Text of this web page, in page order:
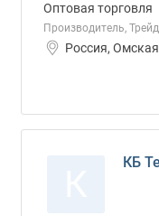
Оптовая торговля
Производитель,
Россия,
КБ